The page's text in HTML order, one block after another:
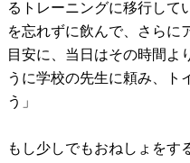
るトレーニングに移行して
を忘れずに飲んで、さらに
目安に、当日はその時間よ
うに学校の先生に頼み、ト
う」
もし少しでもおねしょをす